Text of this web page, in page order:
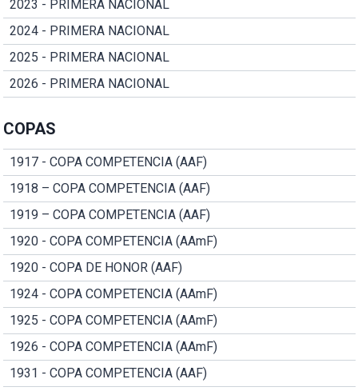
2023 - PRIMERA NACIONAL
2024 - PRIMERA NACIONAL
2025 - PRIMERA NACIONAL
2026 - PRIMERA NACIONAL
COPAS
1917 - COPA COMPETENCIA (AAF)
1918 – COPA COMPETENCIA (AAF)
1919 – COPA COMPETENCIA (AAF)
1920 - COPA COMPETENCIA (AAmF)
1920 - COPA DE HONOR (AAF)
1924 - COPA COMPETENCIA (AAmF)
1925 - COPA COMPETENCIA (AAmF)
1926 - COPA COMPETENCIA (AAmF)
1931 - COPA COMPETENCIA (AAF)